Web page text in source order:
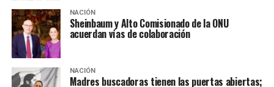
NACIÓN
Sheinbaum y Alto Comisionado de la ONU
acuerdan vías de colaboración
NACIÓN
Madres buscadoras tienen las puertas abiertas;